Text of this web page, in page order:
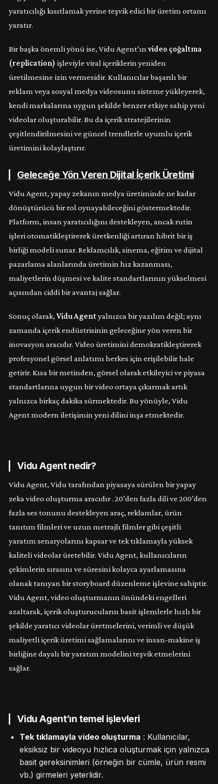
yaratıcılığı kısıtlamak yerine teşvik edici bir üretim ortamı
yaratır.
Bir başka önemli yönü ise, Vidu Agent’ınvideo çoğaltma
(replication) işleviyle viral içeriklerin yeniden
üretilmesine izin vermesidir. Kullanıcılar başarılı bir
reklam veya sosyal medya videosunu sisteme yükleyerek,
kendi markalarına uygun şekilde benzer etkiye sahip yeni
videolar oluşturabilir. Bu da içerik stratejilerinin
çeşitlendirilmesini ve güncel trendlerle uyumlu içerik
üretimini kolaylaştırır.
Geleceğe Yön Veren Dijital İçerik Üretimi
Vidu Agent, yapay zekanın medya üretiminde ne kadar
dönüştürücü bir rol oynayabileceğini göstermektedir.
Platform, insan yaratıcılığını destekleyen, ancak rutin
işleri otomatikleştirerek üretkenliği artıran hibrit bir iş
birliği modeli sunar. Reklamcılık, sinema, eğitim ve dijital
pazarlama alanlarında üretimin hız kazanması,
maliyetlerin düşmesi ve kalite standartlarının yükselmesi
açısından ciddi bir avantaj sağlar.
Sonuç olarak, Vidu Agentyalnızca bir yazılım değil; aynı
zamanda içerik endüstrisinin geleceğine yön veren bir
inovasyon aracıdır. Video üretimini demokratikleştirerek
profesyonel görsel anlatımı herkes için erişilebilir hale
getirir. Kısa bir metinden, görsel olarak etkileyici ve piyasa
standartlarına uygun bir video ortaya çıkarmak artık
yalnızca birkaç dakika sürmektedir. Bu yönüyle, Vidu
Agent modern iletişimin yeni dilini inşa etmektedir.
Vidu Agent nedir?
Vidu Agent, Vidutarafından piyasaya sürülenbir yapay
zeka video oluşturma aracıdır. 20’den fazla dili ve 200’den
fazla ses tonunu destekleyen araç, reklamlar, ürün
tanıtım filmleri ve uzun metrajlı filmler gibi çeşitli
yaratım senaryolarını kapsar ve tek tıklamayla yüksek
kaliteli videolar üretebilir. Vidu Agent, kullanıcıların
çekimlerin sırasını ve süresini kolayca ayarlamasına
olanak tanıyan bir storyboard düzenleme işlevine sahiptir.
Vidu Agent, video oluşturmanın önündeki engelleri
azaltarak, içerik oluşturucuların basit işlemlerle hızlı bir
şekilde yaratıcı videolar üretmelerini, verimli ve düşük
maliyetli içerik üretimi sağlamalarını ve insan-makine iş
birliğine dayalı bir yaratım modelini teşvik etmelerini
sağlar.
Vidu Agent’ın temel işlevleri
Tek tıklamayla video oluşturma : Kullanıcılar,
eksiksiz bir videoyu hızlıca oluşturmak için yalnızca
basit gereksinimleri (örneğin bir cümle, ürün resmi
vb.) girmeleri yeterlidir.